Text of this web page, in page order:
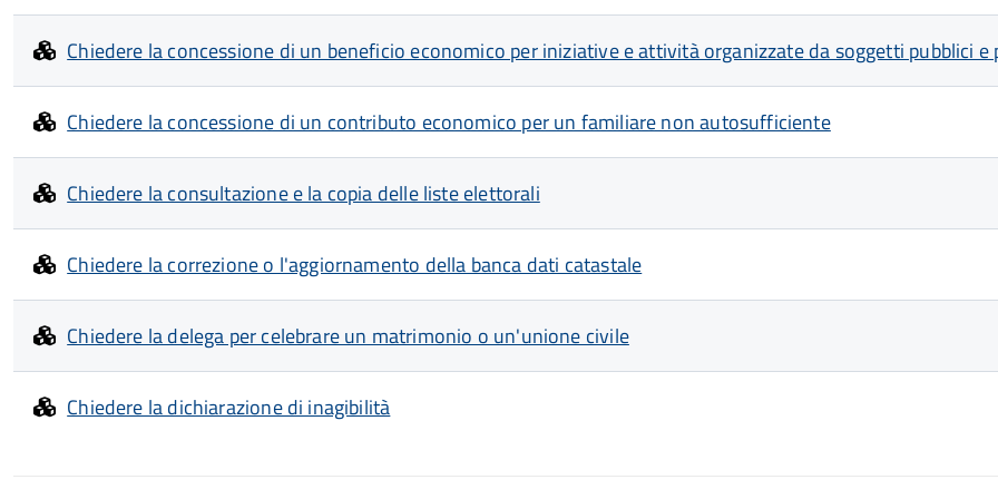
Chiedere la concessione di un beneficio economico per iniziative e attività organizzate da soggetti pubblici e
Chiedere la concessione di un contributo economico per un familiare non autosufficiente
Chiedere la consultazione e la copia delle liste elettorali
Chiedere la correzione o l'aggiornamento della banca dati catastale
Chiedere la delega per celebrare un matrimonio o un'unione civile
Chiedere la dichiarazione di inagibilità